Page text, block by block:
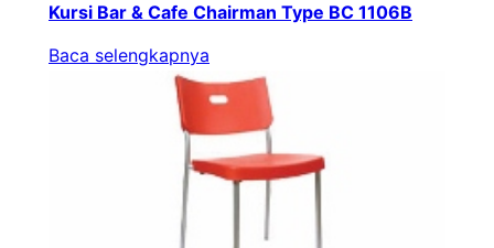
Kursi Bar & Cafe Chairman Type BC 1106B
Baca selengkapnya